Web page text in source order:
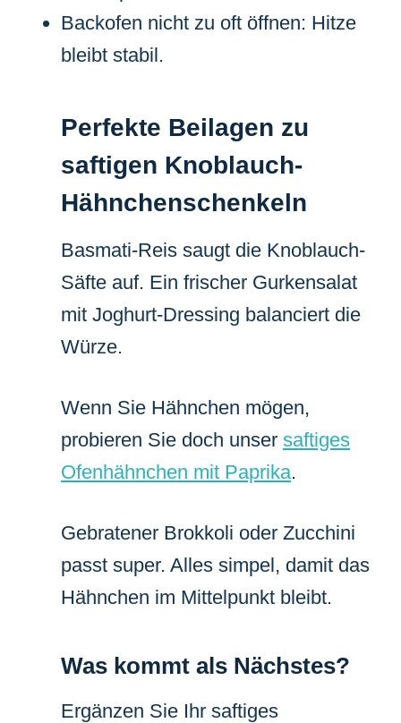
Backofen nicht zu oft öffnen: Hitze
bleibt stabil.
Perfekte Beilagen zu
saftigen Knoblauch-
Hähnchenschenkeln
Basmati-Reis saugt die Knoblauch-
Säfte auf. Ein frischer Gurkensalat
mit Joghurt-Dressing balanciert die
Würze.
Wenn Sie Hähnchen mögen,
probieren Sie doch unser saftiges
Ofenhähnchen mit Paprika.
Gebratener Brokkoli oder Zucchini
passt super. Alles simpel, damit das
Hähnchen im Mittelpunkt bleibt.
Was kommt als Nächstes?
Ergänzen Sie Ihr saftiges